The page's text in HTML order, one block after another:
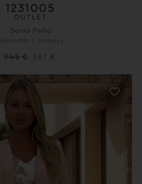
1231005
OUTLET
Sonia Peña
Disponible à Annecy
945€ 567 €